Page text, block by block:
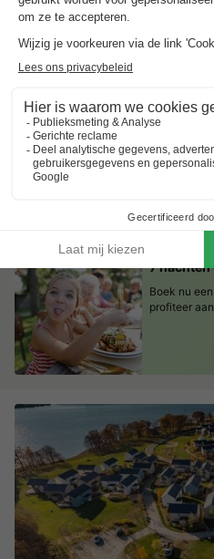
Vlaanderen,Ravels Kaart
Natuurlijke idylle met eigen
Perfecte locatie voor uitstapjes
Lodge 4 personen
Van 30 aug tot 2 sep, 3 nachten,
7
Boek nu
profiteer